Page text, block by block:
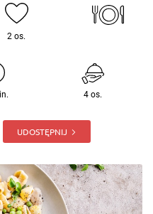
2 os.
4 os.
UDOSTĘPNIJ